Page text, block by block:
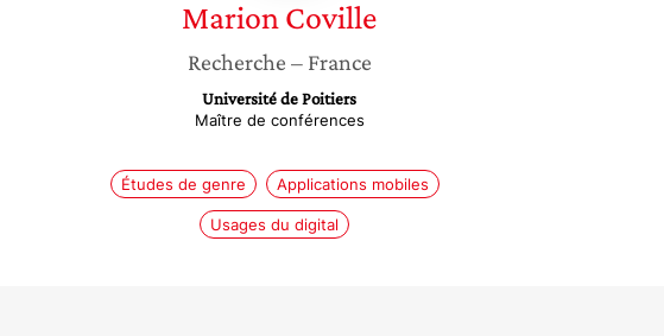
Marion Coville
Recherche – France
Université de Poitiers
Maître de conférences
Études de genre Applications mobiles
Usages du digital